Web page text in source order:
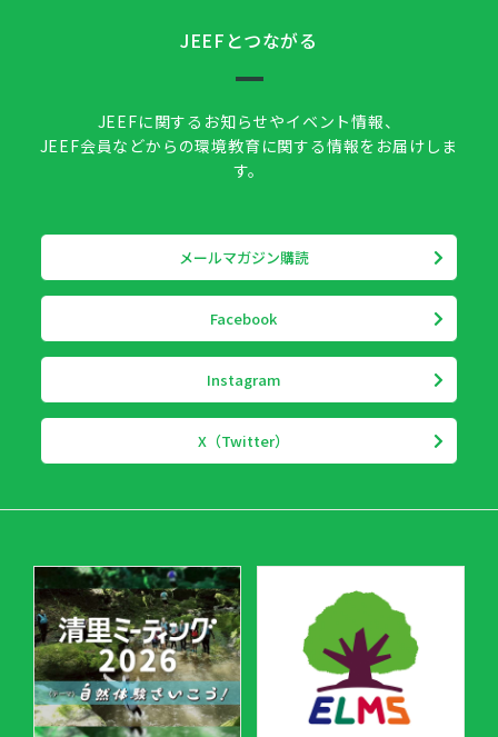
JEEFとつながる
JEEFに関するお知らせやイベント情報、
JEEF会員などからの環境教育に関する情報をお届けしま
す。
メールマガジン購読
Facebook
Instagram
X（Twitter）